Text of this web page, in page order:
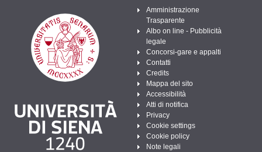
Amministrazione
Trasparente
Albo on line - Pubblicità
legale
Concorsi-gare e appalti
Contatti
Credits
Mappa del sito
Accessibilità
Atti di notifica
Privacy
Cookie settings
Cookie policy
Note legali